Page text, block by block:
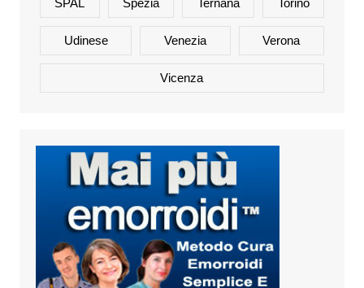
SPAL Spezia Ternana Torino
Udinese Venezia Verona
Vicenza